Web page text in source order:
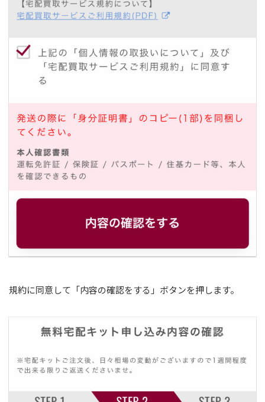
規約に同意して「内容の確認をする」ボタンを押します。